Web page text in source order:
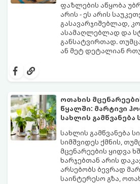
ფაზლების აწყობა
არის - ეს არის
გასავარჯიშებლად,
ასამაღლებლად და
განსატვირთად.
ან მეტ დეტალიან
გაჭიმულ და
სიამოვნება
ოთახის
წყალში: მარტივი
სახლის გამწვანება
სახლის გამწვანება
სიმშვიდეს ქმნის,
მცენარეების ყიდვა
ხარჯებთან არის
არსებობს ბევრად
საინტერესო გზა,